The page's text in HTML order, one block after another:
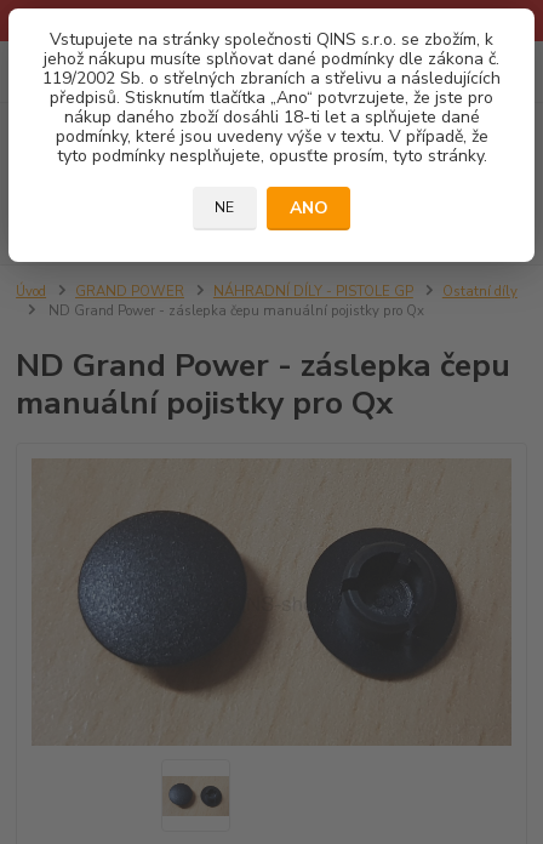
Vstupujete na stránky společnosti QINS s.r.o. se zbožím, k
jehož nákupu musíte splňovat dané podmínky dle zákona č.
119/2002 Sb. o střelných zbraních a střelivu a následujících
předpisů. Stisknutím tlačítka „Ano“ potvrzujete, že jste pro
nákup daného zboží dosáhli 18-ti let a splňujete dané
podmínky, které jsou uvedeny výše v textu. V případě, že
tyto podmínky nesplňujete, opusťte prosím, tyto stránky.
NE ANO
Menu
CZK 0
za0,00 Kč
Úvod GRAND POWER NÁHRADNÍ DÍLY - PISTOLE GP
Ostatní díly
ND Grand Power - záslepka čepu manuální pojistky pro Qx
ND Grand Power - záslepka čepu
manuální pojistky pro Qx